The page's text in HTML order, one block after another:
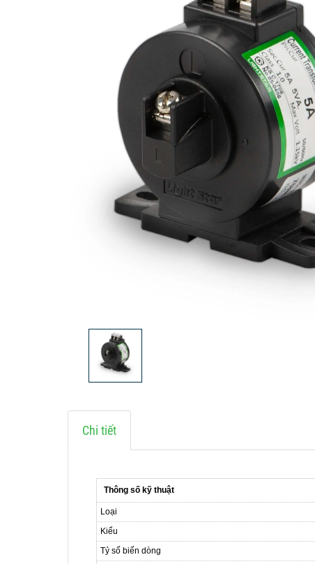
Chi tiết
Thông số kỹ thuật
Loại
Kiểu
Tỷ số biến dòng